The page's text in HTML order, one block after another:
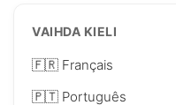
VAIHDA KIELI
🇫🇷 Français
🇵🇹 Português